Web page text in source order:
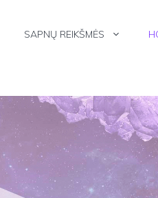
SAPNŲ REIKŠMĖS